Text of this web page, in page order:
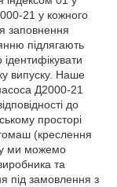
21 у кожного
заповнення
підлягають
випуску. Наше
Д2000-21
до
просторі
(креслення
ми можемо
та
під замовлення з